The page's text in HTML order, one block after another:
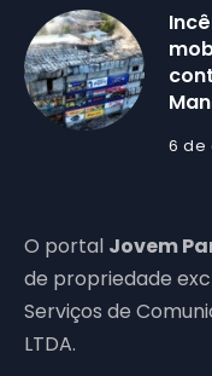
6 de
O portal Jovem
de propriedade
Serviços de
LTDA.